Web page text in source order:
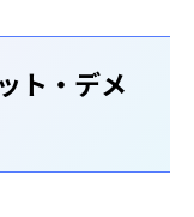
ト・デメ